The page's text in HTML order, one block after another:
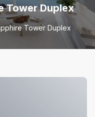
Tower Duplex
Tower Duplex